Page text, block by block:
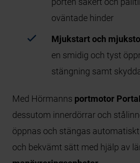
oväntade hinder
Mjukstart och
en smidig och tyst
stängning samt
Med Hörmanns portmotor
dessutom innerdörrar och
öppnas och stängas
och bekvämt sätt med hjälp av